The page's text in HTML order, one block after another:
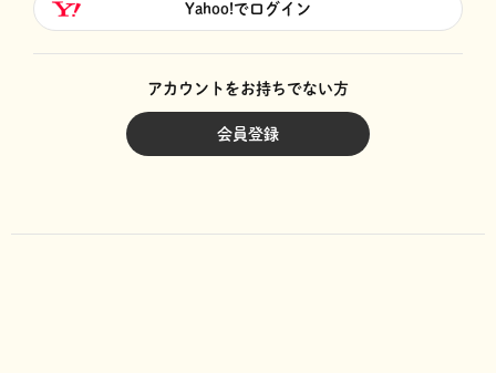
Yahoo!でログイン
アカウントをお持ちでない方
会員登録